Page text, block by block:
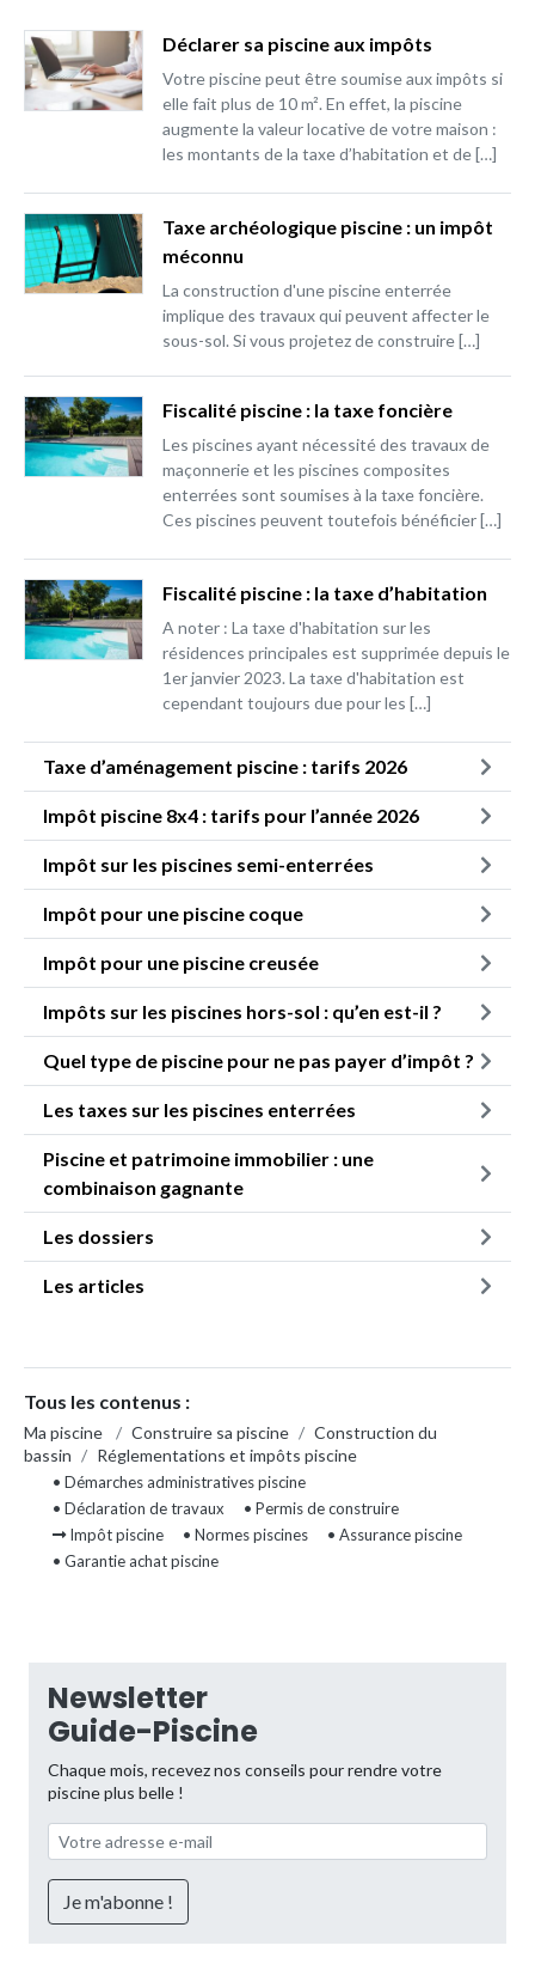
Déclarer sa piscine aux impôts
Votre piscine peut être soumise aux impôts si
elle fait plus de 10 m². En effet, la piscine
augmente la valeur locative de votre maison :
les montants de la taxe d’habitation et de […]
Taxe archéologique piscine : un impôt
méconnu
La construction d'une piscine enterrée
implique des travaux qui peuvent affecter le
sous-sol. Si vous projetez de construire […]
Fiscalité piscine : la taxe foncière
Les piscines ayant nécessité des travaux de
maçonnerie et les piscines composites
enterrées sont soumises à la taxe foncière.
Ces piscines peuvent toutefois bénéficier […]
Fiscalité piscine : la taxe d’habitation
A noter : La taxe d'habitation sur les
résidences principales est supprimée depuis le
1er janvier 2023. La taxe d'habitation est
cependant toujours due pour les […]
Taxe d’aménagement piscine : tarifs 2026
Impôt piscine 8x4 : tarifs pour l’année 2026
Impôt sur les piscines semi-enterrées
Impôt pour une piscine coque
Impôt pour une piscine creusée
Impôts sur les piscines hors-sol : qu’en est-il ?
Quel type de piscine pour ne pas payer d’impôt ?
Les taxes sur les piscines enterrées
Piscine et patrimoine immobilier : une
combinaison gagnante
Les dossiers
Les articles
Tous les contenus :
Ma piscine / Construire sa piscine / Construction du
bassin / Réglementations et impôts piscine
• Démarches administratives piscine
• Déclaration de travaux
• Permis de construire
Impôt piscine
• Normes piscines
• Assurance piscine
• Garantie achat piscine
Newsletter
Guide-Piscine
Chaque mois, recevez nos conseils pour rendre votre
piscine plus belle !